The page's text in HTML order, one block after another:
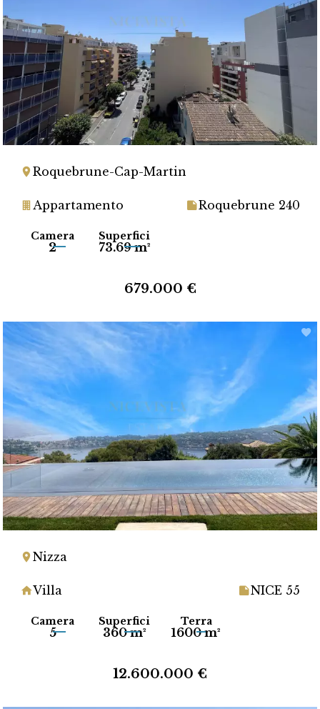
Roquebrune-Cap-Martin
Appartamento Roquebrune 240
Camera
2
Superfici
73.69 m²
679.000 €
Nizza
Villa NICE 55
Camera
5
Superfici
360 m²
Terra
1600 m²
12.600.000 €